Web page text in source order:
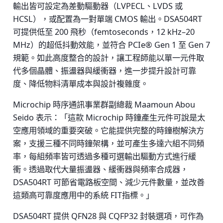
輸出皆可設定為差動驅動器（LVPECL、LVDS 或
HCSL），或配置為一對單端 CMOS 輸出。DSA504RT
可提供低至 200 飛秒（femtoseconds，12 kHz–20
MHz）的超低抖動效能，並符合 PCIe® Gen 1 至 Gen 7
規範。如此高度整合的設計，讓工程師能以單一元件取
代多個晶體、振盪器與緩衝器，進一步提升設計可靠
度、降低物料清單成本與設計複雜度。
Microchip 時序通訊事業群副總裁 Maamoun Abou
Seido 表示：「這款 Microchip 時鐘產生元件可說是太
空應用領域的重要突破。它能提供完整的時鐘樹解決方
案，支援三種不同時鐘架構，並可產生多達六組不同頻
率，每組頻率皆可透過多種可選輸出驅動方式進行緩
衝。透過取代大量振盪器、緩衝器與頻率合成器，
DSA504RT 可節省電路板空間、減少元件數量，並改善
這類高可靠度應用中的系統 FIT指標。」
DSA504RT 提供 QFN28 與 CQFP32 封裝選項，可作為